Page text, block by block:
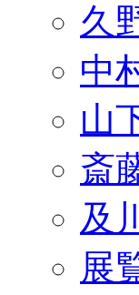
久
中
山
斎
及
展